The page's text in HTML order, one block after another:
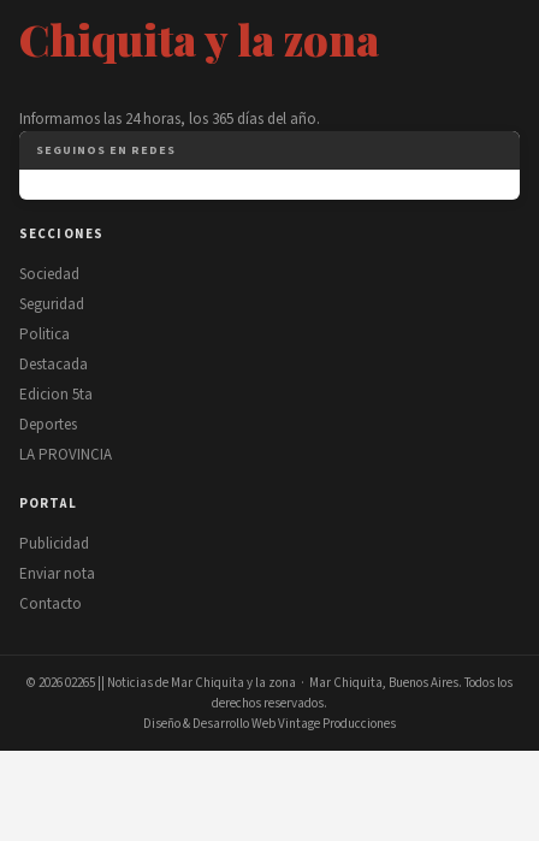
Chiquita y la zona
Informamos las 24 horas, los 365 días del año.
SEGUINOS EN REDES
SECCIONES
Sociedad
Seguridad
Politica
Destacada
Edicion 5ta
Deportes
LA PROVINCIA
PORTAL
Publicidad
Enviar nota
Contacto
© 202602265 || Noticias de Mar Chiquita y la zona · Mar Chiquita, Buenos Aires. Todos los
derechos reservados.
Diseño & Desarrollo Web Vintage Producciones